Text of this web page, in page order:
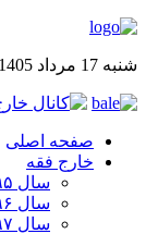
شنبه 17 مرداد 1405
صفحه اصلی
خارج فقه
سال ۹۵-۱۳۹۴ کتاب اجاره
سال ۹۶-۱۳۹۵ کتاب اجاره
سال ۹۷-۱۳۹۶ کتاب قصاص